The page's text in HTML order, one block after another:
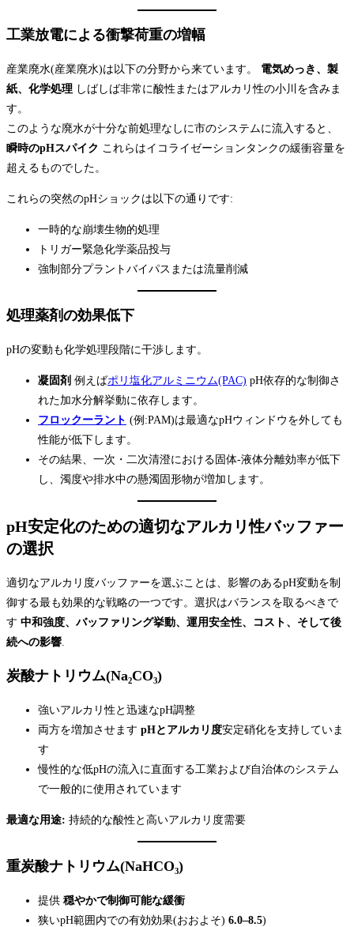
工業放電による衝撃荷重の増幅
産業廃水(産業廃水)は以下の分野から来ています。 電気めっき、製
紙、化学処理 しばしば非常に酸性またはアルカリ性の小川を含みま
す。
このような廃水が十分な前処理なしに市のシステムに流入すると、
瞬時のpHスパイク これらはイコライゼーションタンクの緩衝容量を
超えるものでした。
これらの突然のpHショックは以下の通りです:
一時的な崩壊生物的処理
トリガー緊急化学薬品投与
強制部分プラントバイパスまたは流量削減
処理薬剤の効果低下
pHの変動も化学処理段階に干渉します。
凝固剤 例えばポリ塩化アルミニウム(PAC) pH依存的な制御さ
れた加水分解挙動に依存します。
フロックーラント (例:PAM)は最適なpHウィンドウを外しても
性能が低下します。
その結果、一次・二次清澄における固体-液体分離効率が低下
し、濁度や排水中の懸濁固形物が増加します。
pH安定化のための適切なアルカリ性バッファー
の選択
適切なアルカリ度バッファーを選ぶことは、影響のあるpH変動を制
御する最も効果的な戦略の一つです。選択はバランスを取るべきで
す 中和強度、バッファリング挙動、運用安全性、コスト、そして後
続への影響
炭酸ナトリウム(Na₂CO₃)
強いアルカリ性と迅速なpH調整
両方を増加させます pHとアルカリ度安定硝化を支持していま
す
慢性的な低pHの流入に直面する工業および自治体のシステム
で一般的に使用されています
最適な用途: 持続的な酸性と高いアルカリ度需要
重炭酸ナトリウム(NaHCO₃)
提供 穏やかで制御可能な緩衝
狭いpH範囲内での有効効果(おおよそ) 6.0–8.5)